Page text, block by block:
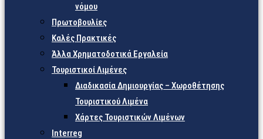
νόμου
Πρωτοβουλίες
Καλές Πρακτικές
Άλλα Χρηματοδοτικά Εργαλεία
Τουριστικοί Λιμένες
Διαδικασία Δημιουργίας – Χωροθέτησης
Τουριστικού Λιμένα
Χάρτες Τουριστικών Λιμένων
Interreg